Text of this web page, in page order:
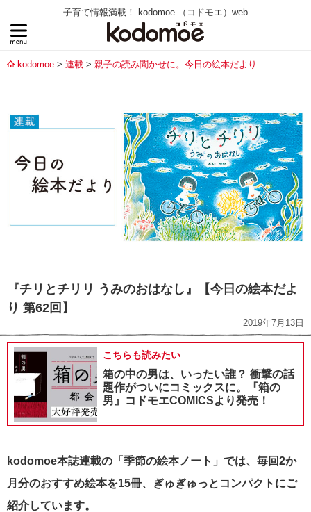
子育て情報満載！ kodomoe （コドモエ）web
kodomoe 連載 親子の読み聞かせに。今日の絵本だより
『チリとチリリ うみのおはなし』【今日の絵本だよ
り 第62回】
2019年7月13日
こちらも読みたい
箱の中の男は、いったい誰？ 衝撃の話
題作がついにコミックスに。『箱の
男』コドモエCOMICSより発売！
kodomoe本誌連載の「季節の絵本ノート」では、毎回2か
月分のおすすめ絵本を15冊、ぎゅぎゅっとコンパクトにご
紹介しています。